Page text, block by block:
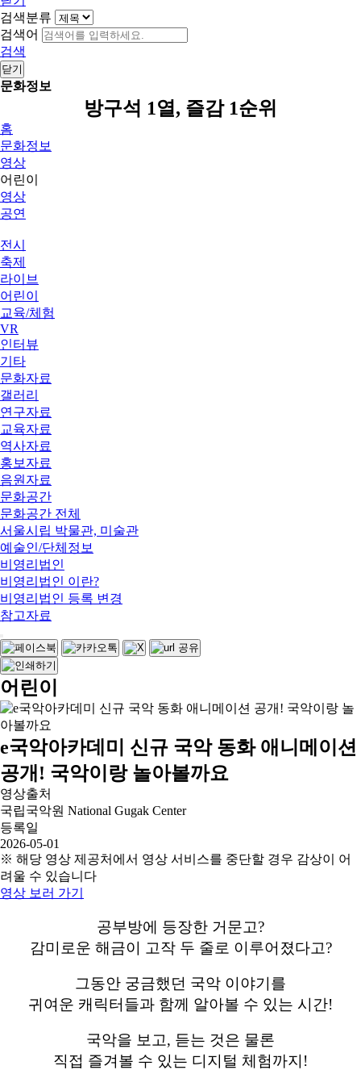
검색분류
검색어
검색
닫기
문화정보
방구석 1열, 즐감 1순위
홈
문화정보
영상
어린이
영상
공연
전시
축제
라이브
어린이
교육/체험
VR
인터뷰
기타
문화자료
갤러리
연구자료
교육자료
역사자료
홍보자료
음원자료
문화공간
문화공간 전체
서울시립 박물관, 미술관
예술인/단체정보
비영리법인
비영리법인 이란?
비영리법인 등록 변경
참고자료
어린이
e국악아카데미 신규 국악 동화 애니메이션
공개! 국악이랑 놀아볼까요
영상출처
국립국악원 National Gugak Center
등록일
2026-05-01
※ 해당 영상 제공처에서 영상 서비스를 중단할 경우 감상이 어
려울 수 있습니다
영상 보러 가기
공부방에 등장한 거문고?
감미로운 해금이 고작 두 줄로 이루어졌다고?
그동안 궁금했던 국악 이야기를
귀여운 캐릭터들과 함께 알아볼 수 있는 시간!
국악을 보고, 듣는 것은 물론
직접 즐겨볼 수 있는 디지털 체험까지!